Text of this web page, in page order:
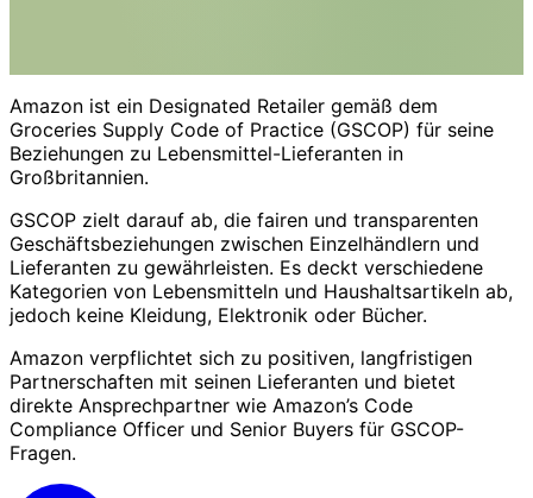
Amazon ist ein Designated Retailer gemäß dem
Groceries Supply Code of Practice (GSCOP) für seine
Beziehungen zu Lebensmittel-Lieferanten in
Großbritannien.
GSCOP zielt darauf ab, die fairen und transparenten
Geschäftsbeziehungen zwischen Einzelhändlern und
Lieferanten zu gewährleisten. Es deckt verschiedene
Kategorien von Lebensmitteln und Haushaltsartikeln ab,
jedoch keine Kleidung, Elektronik oder Bücher.
Amazon verpflichtet sich zu positiven, langfristigen
Partnerschaften mit seinen Lieferanten und bietet
direkte Ansprechpartner wie Amazon’s Code
Compliance Officer und Senior Buyers für GSCOP-
Fragen.